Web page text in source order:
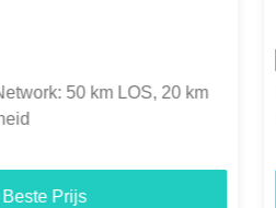
Multi-Hop Ad-Hoc
Wifi/4G
Beste Prijs